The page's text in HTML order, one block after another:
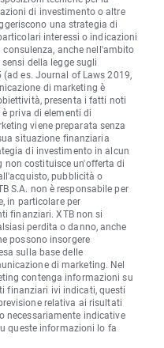
di investimento o altre
una strategia di
interessi o indicazioni
anche nell'ambito
della legge sugli
es. Journal of Laws 2019,
di marketing è
presenta i fatti noti
priva di elementi di
viene preparata senza
situazione finanziaria
di investimento in alcun
costituisce un'offerta di
pubblicità o
S.A. non è responsabile per
in particolare per
finanziari. XTB non si
perdita o danno, anche
possono insorgere
sulla base delle
di marketing. Nel
contenga informazioni su
finanziari ivi indicati, questi
relativa ai risultati
necessariamente indicative
queste informazioni lo fa